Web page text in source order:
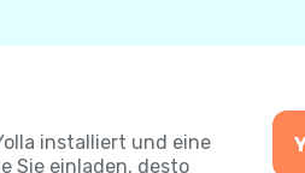
installiert und eine
Sie einladen, desto